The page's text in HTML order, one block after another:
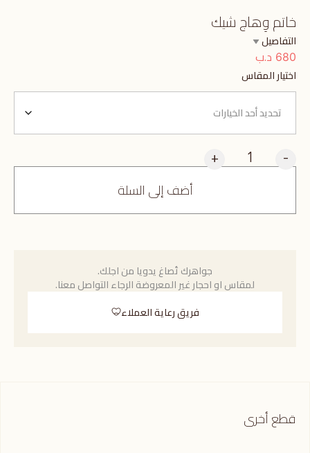
خاتم وِهاج شيك
التفاصيل
680 د.ب
اختيار المقاس
-
+
أضف إلى السلة
جواهرك تُصاغ يدويا من اجلك.
لمقاس او احجار غير المعروضة الرجاء التواصل معنا.
فريق رعاية العملاء
قطع أخرى